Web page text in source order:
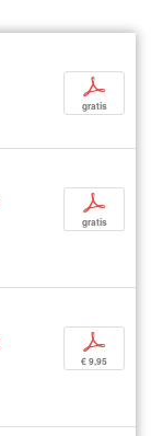
p
gratis
p
gratis
p
€ 9,95